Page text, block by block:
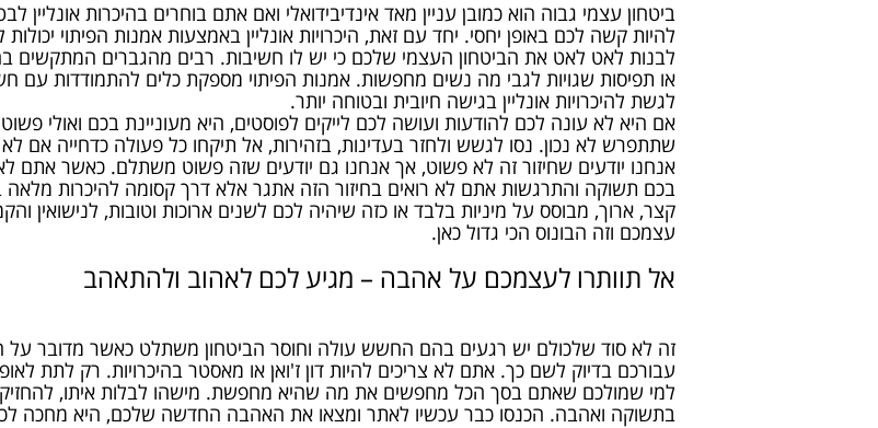
ביטחון עצמי גבוה הוא כמובן עניין מאד אינדיבידואלי ואם אתם בוחרים בהיכרות
להיות קשה לכם באופן יחסי. יחד עם זאת, היכרויות אונליין באמצעות אמנות הפיתוי
לבנות לאט לאט את הביטחון העצמי שלכם כי יש לו חשיבות. רבים מהגברים המתקשים
או תפיסות שגויות לגבי מה נשים מחפשות. אמנות הפיתוי מספקת כלים להתמודדות עם
לגשת להיכרויות אונליין בגישה חיובית ובטוחה יותר.
אם היא לא עונה לכם להודעות ועושה לכם לייקים לפוסטים, היא מעוניינת בכם ואולי
שתתפרש לא נכון. נסו לגשש ולחזר בעדינות, בזהירות, אל תיקחו כל פעולה כדחייה אם
אנחנו יודעים שחיזור זה לא פשוט, אך אנחנו גם יודעים שזה פשוט משתלם. כאשר
בכם תשוקה והתרגשות אתם לא רואים בחיזור הזה אתגר אלא דרך קסומה להיכרות
קצר, ארוך, מבוסס על מיניות בלבד או כזה שיהיה לכם לשנים ארוכות וטובות,
עצמכם וזה הבונוס הכי גדול כאן.
אל תוותרו לעצמכם על אהבה – מגיע לכם לאהוב ולהתאהב
זה לא סוד שלכולם יש רגעים בהם החשש עולה וחוסר הביטחון משתלט כאשר מדובר על
עבורכם בדיוק לשם כך. אתם לא צריכים להיות דון ז'ואן או מאסטר בהיכרויות. רק לתת
למי שמולכם שאתם בסך הכל מחפשים את מה שהיא מחפשת. מישהו לבלות איתו, להחזיק
בתשוקה ואהבה. הכנסו כבר עכשיו לאתר ומצאו את האהבה החדשה שלכם, היא מחכה